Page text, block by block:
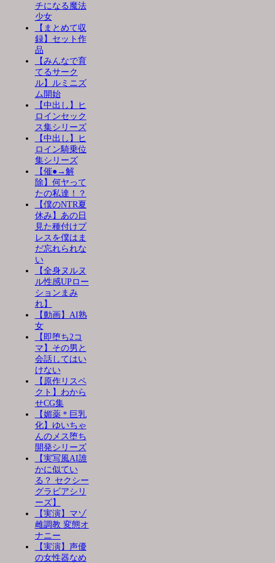
チになる魔法
少女
【まとめて収
録】セット作
品
【みんなで育
てるサーク
ル】ルミニズ
ム開始
【中出し】ヒ
ロインセック
ス集シリーズ
【中出し】ヒ
ロイン騎乗位
集シリーズ
【催●→解
除】何ヤって
たの私達！？
【僕のNTR夏
休み】あの日
見た種付けプ
レスを僕はま
だ忘れられな
い
【全身ヌルヌ
ル性感UPロー
ションまみ
れ】
【動画】AI熟
女
【即堕ち2コ
マ】その男と
会話してはい
けない
【原作リスペ
クト】わから
せCG集
【媚薬＊巨乳
化】ゆいちゃ
んのメス堕ち
開発シリーズ
【実写風AI誰
かに似てい
る？ セクシー
グラビアシリ
ーズ】
【実演】マゾ
雌調教 変態オ
ナニー
【実演】声優
の女性器なめ